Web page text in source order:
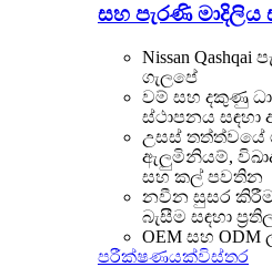
සහ පැරණි මාදිලිය
Nissan
ගැලපේ
වම් සහ දකුණු
ස්ථාපනය සඳහා
උසස් තත්ත්වයේ
ඇලුමිනියම්,
සහ කල් පවතින
නවීන සුසර
බැසීම සඳහා
OEM සහ ODM
පරීක්ෂණයක්විස්තර